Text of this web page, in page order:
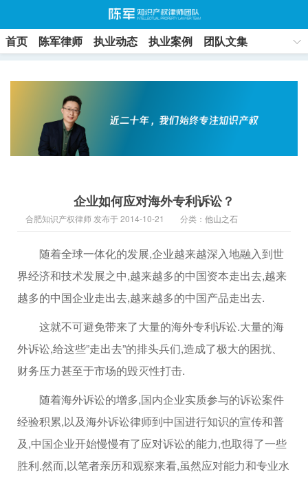
首页 陈军律师 执业动态 执业案例
团队文集
企业如何应对海外专利诉讼？
合肥知识产权律师 发布于 2014-10-21 分类： 他山之石
随着全球一体化的发展,企业越来越深入地融入到世
界经济和技术发展之中,越来越多的中国资本走出去,越来
越多的中国企业走出去,越来越多的中国产品走出去.
这就不可避免带来了大量的海外专利诉讼.大量的海
外诉讼,给这些”走出去”的排头兵们,造成了极大的困扰、
财务压力甚至于市场的毁灭性打击.
随着海外诉讼的增多,国内企业实质参与的诉讼案件
经验积累,以及海外诉讼律师到中国进行知识的宣传和普
及,中国企业开始慢慢有了应对诉讼的能力,也取得了一些
胜利.然而,以笔者亲历和观察来看,虽然应对能力和专业水